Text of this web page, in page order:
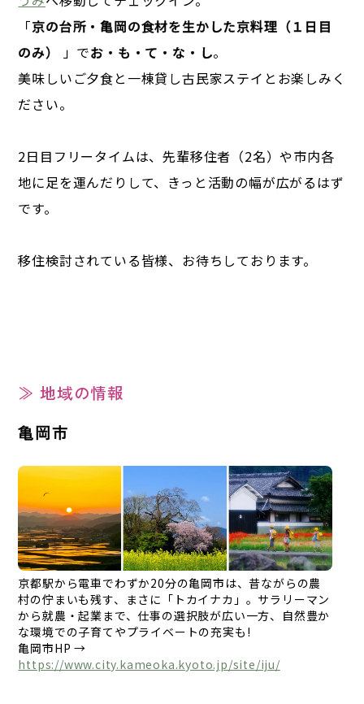
「京の台所・亀岡の食材を生かした京料理（１日目
のみ）
」でお・も・て・な・し。
美味しいご夕食と一棟貸し古民家ステイとお楽しみく
ださい。
2日目フリータイムは、先輩移住者（2名）や市内各
地に足を運んだりして、きっと活動の幅が広がるはず
です。
移住検討されている皆様、お待ちしております。
≫ 地域の情報
亀岡市
京都駅から電車でわずか20分の亀岡市は、昔ながらの農
村の佇まいも残す、まさに「トカイナカ」。サラリーマン
から就農・起業まで、仕事の選択肢が広い一方、自然豊か
な環境での子育てやプライベートの充実も!
亀岡市HP →
https://www.city.kameoka.kyoto.jp/site/iju/